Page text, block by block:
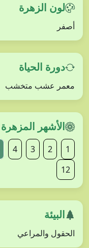
لون الزهرة
أصفر
دورة الحياة
معمر عشب متخشب
الأشهر المزهرة
1
2
3
4
12
البيئة
الحقول والمراعي